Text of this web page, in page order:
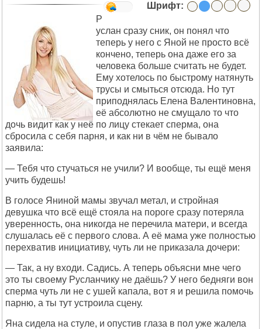
Шрифт:
Р
услан сразу сник, он понял что
теперь у него с Яной не просто всё
кончено, теперь она даже его за
человека больше считать не будет.
Ему хотелось по быстрому натянуть
трусы и смыться отсюда. Но тут
приподнялась Елена Валентиновна,
её абсолютно не смущало то что
дочь видит как у неё по лицу стекает сперма, она
сбросила с себя парня, и как ни в чём не бывало
заявила:
— Тебя что стучаться не учили? И вообще, ты ещё меня
учить будешь!
В голосе Яниной мамы звучал метал, и стройная
девушка что всё ещё стояла на пороге сразу потеряла
уверенность, она никогда не перечила матери, и всегда
слушалась её с первого слова. А её мама уже полностью
перехватив инициативу, чуть ли не приказала дочери:
— Так, а ну входи. Садись. А теперь объясни мне чего
это ты своему Русланчику не даёшь? У него бедняги вон
сперма чуть ли не с ушей капала, вот я и решила помочь
парню, а ты тут устроила сцену.
Яна сидела на стуле, и опустив глаза в пол уже жалела